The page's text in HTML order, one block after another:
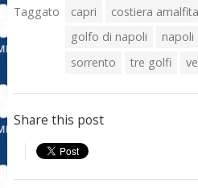
Taggato capri costiera
golfo di napoli
napoli
sorrento
tre golfi
Share this post